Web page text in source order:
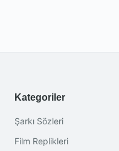
Kategoriler
Şarkı Sözleri
Film Replikleri